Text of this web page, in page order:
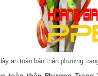
an toàn bán thân phương